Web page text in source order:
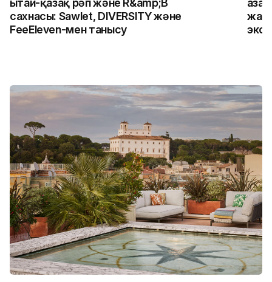
Қытай-қазақ рәп және R&amp;B
сахнасы: Sawlet, DIVERSITY және
FeeEleven-мен танысу